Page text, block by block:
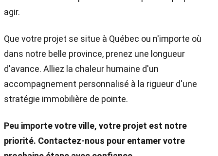
agir.
Que votre projet se situe à Québec ou n'importe où
dans notre belle province, prenez une longueur
d'avance. Alliez la chaleur humaine d'un
accompagnement personnalisé à la rigueur d'une
stratégie immobilière de pointe.
Peu importe votre ville, votre projet est notre
priorité. Contactez-nous pour entamer votre